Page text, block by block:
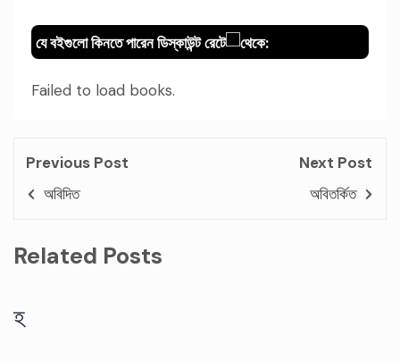
যে বইগুলো কিনতে পারেন ডিস্কাউন্ট রেটে থেকে:
Failed to load books.
Previous Post
অবিদিত
Next Post
অবিতর্কিত
Related Posts
হ